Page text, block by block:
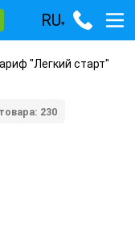
RU▾
"Легкий старт"
230